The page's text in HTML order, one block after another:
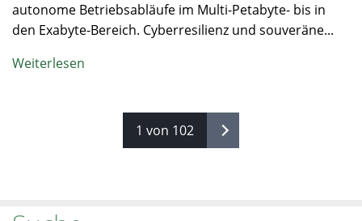
autonome Betriebsabläufe im Multi-Petabyte- bis in
den Exabyte-Bereich. Cyberresilienz und souveräne...
Weiterlesen
1 von 102